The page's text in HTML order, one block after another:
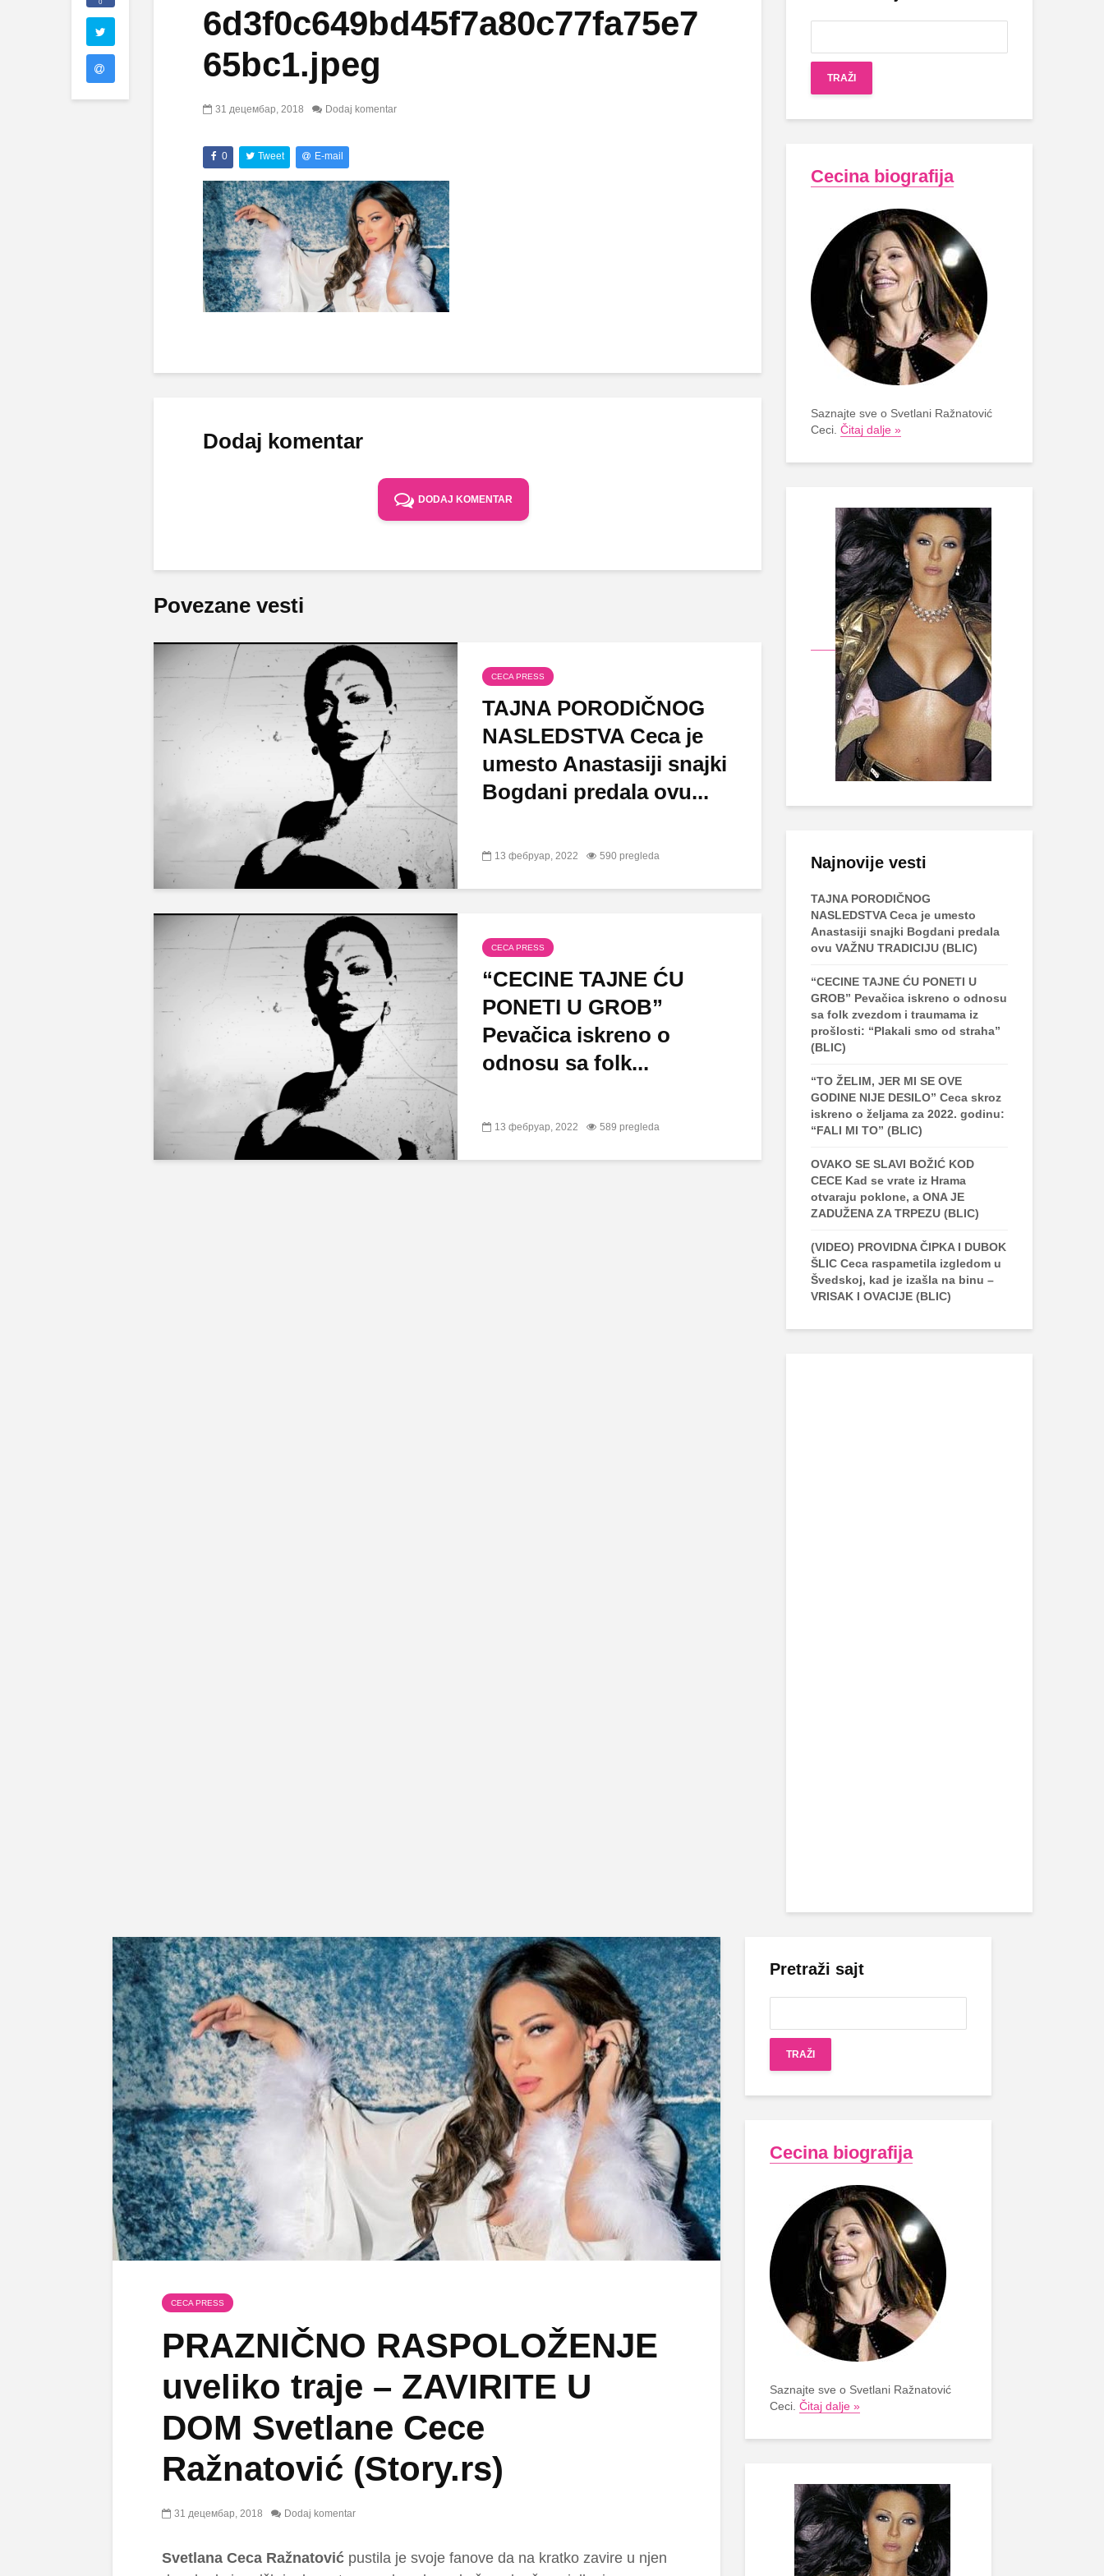
6d3f0c649bd45f7a80c77fa75e7
65bc1.jpeg
31 децембар, 2018 Dodaj komentar
0 Tweet E-mail
Dodaj komentar
DODAJ KOMENTAR
Povezane vesti
CECA PRESS
TAJNA PORODIČNOG
NASLEDSTVA Ceca je
umesto Anastasiji snajki
Bogdani predala ovu...
13 фебруар, 2022 590 pregleda
CECA PRESS
“CECINE TAJNE ĆU
PONETI U GROB”
Pevačica iskreno o
odnosu sa folk...
13 фебруар, 2022 589 pregleda
Cecina biografija
Saznajte sve o Svetlani Ražnatović
Ceci. Čitaj dalje »
Najnovije vesti
TAJNA PORODIČNOG
NASLEDSTVA Ceca je umesto
Anastasiji snajki Bogdani predala
ovu VAŽNU TRADICIJU (BLIC)
“CECINE TAJNE ĆU PONETI U
GROB” Pevačica iskreno o odnosu
sa folk zvezdom i traumama iz
prošlosti: “Plakali smo od straha”
(BLIC)
“TO ŽELIM, JER MI SE OVE
GODINE NIJE DESILO” Ceca skroz
iskreno o željama za 2022. godinu:
“FALI MI TO” (BLIC)
OVAKO SE SLAVI BOŽIĆ KOD
CECE Kad se vrate iz Hrama
otvaraju poklone, a ONA JE
ZADUŽENA ZA TRPEZU (BLIC)
(VIDEO) PROVIDNA ČIPKA I DUBOK
ŠLIC Ceca raspametila izgledom u
Švedskoj, kad je izašla na binu –
VRISAK I OVACIJE (BLIC)
CECA PRESS
PRAZNIČNO RASPOLOŽENJE
uveliko traje – ZAVIRITE U
DOM Svetlane Cece
Ražnatović (Story.rs)
31 децембар, 2018 Dodaj komentar
Svetlana Ceca Ražnatović pustila je svoje fanove da na kratko zavire u njen
Pretraži sajt
Cecina biografija
Saznajte sve o Svetlani Ražnatović
Ceci. Čitaj dalje »